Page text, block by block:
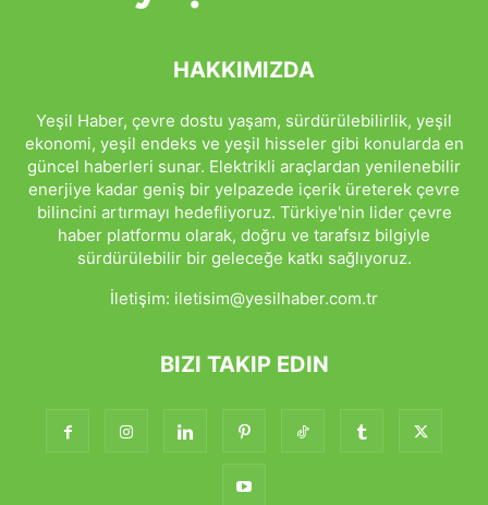
HAKKIMIZDA
Yeşil Haber, çevre dostu yaşam, sürdürülebilirlik, yeşil
ekonomi, yeşil endeks ve yeşil hisseler gibi konularda en
güncel haberleri sunar. Elektrikli araçlardan yenilenebilir
enerjiye kadar geniş bir yelpazede içerik üreterek çevre
bilincini artırmayı hedefliyoruz. Türkiye'nin lider çevre
haber platformu olarak, doğru ve tarafsız bilgiyle
sürdürülebilir bir geleceğe katkı sağlıyoruz.
İletişim: iletisim@yesilhaber.com.tr
BIZI TAKIP EDIN